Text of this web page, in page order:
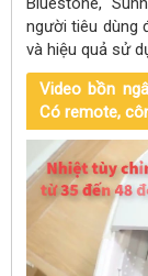
người tiêu dùng
và hiệu quả sử
Video bồn
Có remote,